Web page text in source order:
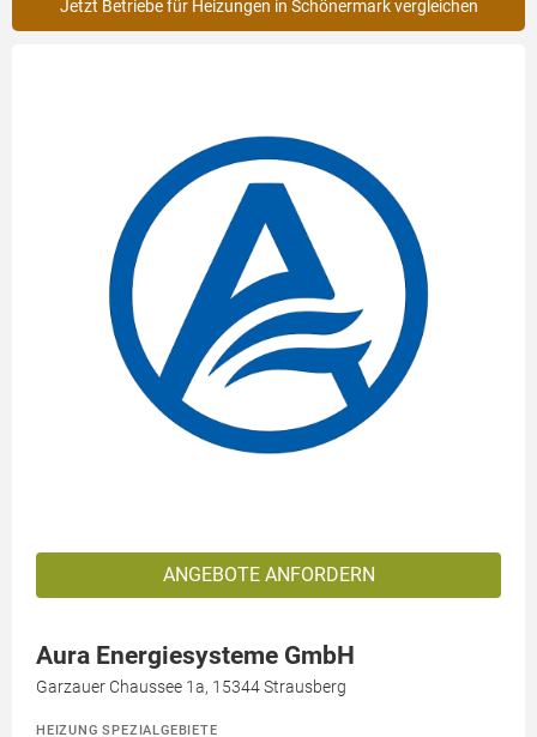
Jetzt Betriebe für Heizungen in Schönermark vergleichen
ANGEBOTE ANFORDERN
Aura Energiesysteme GmbH
Garzauer Chaussee 1a, 15344 Strausberg
HEIZUNG SPEZIALGEBIETE